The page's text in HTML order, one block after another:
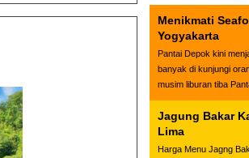
Menikmati
Yogyakarta
Pantai Depok kini
banyak di kunjungi
musim liburan tiba
Jagung Bakar
Lima
Harga Menu Jagng